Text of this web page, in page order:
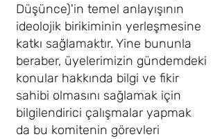
Düşünce)'in temel anlayışının
ideolojik birikiminin yerleşmesine
katkı sağlamaktır. Yine bununla
beraber, üyelerimizin gündemdeki
konular hakkında bilgi ve fikir
sahibi olmasını sağlamak için
bilgilendirici çalışmalar yapmak
da bu komitenin görevleri